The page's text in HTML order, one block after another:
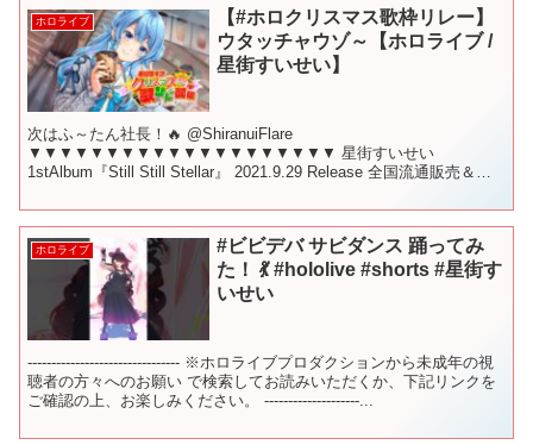
ホロライブ
【#ホロクリスマス歌枠リレー】
ウタッチャウゾ～【ホロライブ /
星街すいせい】
次はふ～たん社長！🔥 @ShiranuiFlare
▼▼▼▼▼▼▼▼▼▼▼▼▼▼▼▼▼▼▼▼ 星街すいせい
1stAlbum『Still Still Stellar』 2021.9.29 Release 全国流通販売＆各
ホロライブ
#ビビデバ サビダンス 踊ってみ
た！ 💃 #hololive #shorts #星街す
いせい
-------------------------------- ※ホロライブプロダクションから未成年の視
聴者の方々へのお願い で検索してお読みいただくか、下記リンクを
ご確認の上、お楽しみください。 --------------------...